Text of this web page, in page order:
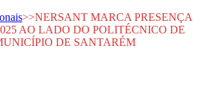
>>NERSANT MARCA PRESENÇA
AO LADO DO POLITÉCNICO DE
DE SANTARÉM